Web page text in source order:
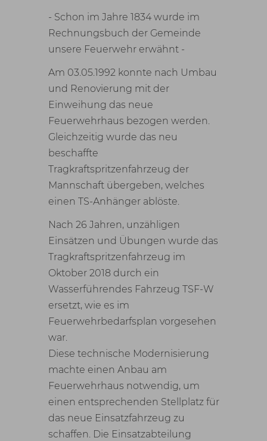
- Schon im Jahre 1834 wurde im
Rechnungsbuch der Gemeinde
unsere Feuerwehr erwähnt -
Am 03.05.1992 konnte nach Umbau
und Renovierung mit der
Einweihung das neue
Feuerwehrhaus bezogen werden.
Gleichzeitig wurde das neu
beschaffte
Tragkraftspritzenfahrzeug der
Mannschaft übergeben, welches
einen TS-Anhänger ablöste.
Nach 26 Jahren, unzähligen
Einsätzen und Übungen wurde das
Tragkraftspritzenfahrzeug im
Oktober 2018 durch ein
Wasserführendes Fahrzeug TSF-W
ersetzt, wie es im
Feuerwehrbedarfsplan vorgesehen
war.
Diese technische Modernisierung
machte einen Anbau am
Feuerwehrhaus notwendig, um
einen entsprechenden Stellplatz für
das neue Einsatzfahrzeug zu
schaffen. Die Einsatzabteilung